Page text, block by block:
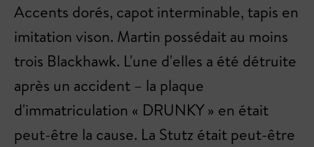
Accents dorés, capot interminable, tapis en
imitation vison. Martin possédait au moins
trois Blackhawk. L'une d'elles a été détruite
après un accident – la plaque
d'immatriculation « DRUNKY » en était
peut-être la cause. La Stutz était peut-être